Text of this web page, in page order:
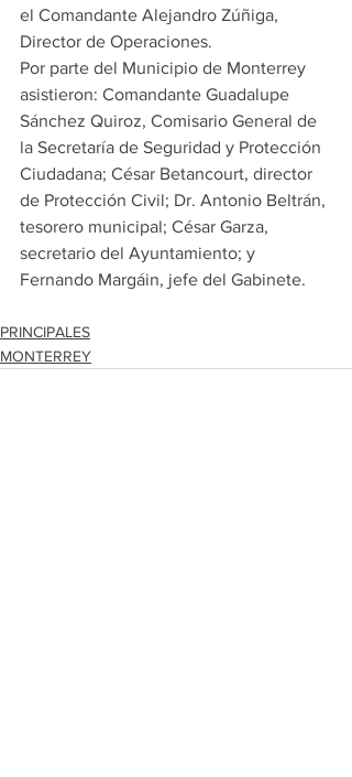
el Comandante Alejandro Zúñiga,
Director de Operaciones.
Por parte del Municipio de Monterrey
asistieron: Comandante Guadalupe
Sánchez Quiroz, Comisario General de
la Secretaría de Seguridad y Protección
Ciudadana; César Betancourt, director
de Protección Civil; Dr. Antonio Beltrán,
tesorero municipal; César Garza,
secretario del Ayuntamiento; y
Fernando Margáin, jefe del Gabinete.
PRINCIPALES
MONTERREY